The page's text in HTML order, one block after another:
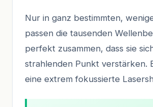
Nur in ganz bestimmten,
passen die tausenden
perfekt zusammen, dass sie
strahlenden Punkt verstärken.
eine extrem fokussierte